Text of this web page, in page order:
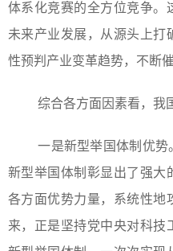
体系化竞赛的全方位竞争。
未来产业发展，从源头上打
性预判产业变革趋势，不断
综合各方面因素看，我
一是新型举国体制优势
新型举国体制彰显出了强大
各方面优势力量，系统性地
来，正是坚持党中央对科技